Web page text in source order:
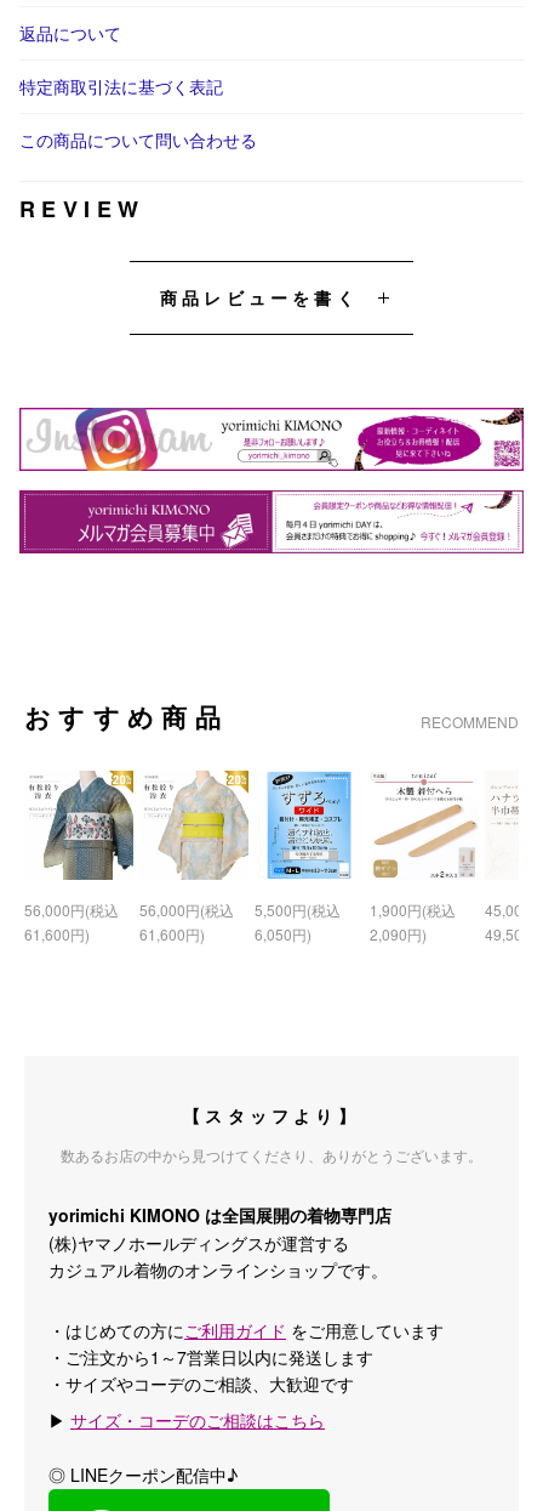
返品について
特定商取引法に基づく表記
この商品について問い合わせる
REVIEW
商品レビューを書く
おすすめ商品 RECOMMEND
56,000円(税込
61,600円)
56,000円(税込
61,600円)
5,500円(税込
6,050円)
1,900円(税込
2,090円)
45,000
49,500
【スタッフより】
数あるお店の中から見つけてくださり、ありがとうございます。
yorimichi KIMONO は全国展開の着物専門店
(株)ヤマノホールディングスが運営する
カジュアル着物のオンラインショップです。
・はじめての方に ご利用ガイド をご用意しています
・ご注文から1～7営業日以内に発送します
・サイズやコーデのご相談、大歓迎です
▶ サイズ・コーデのご相談はこちら
◎ LINEクーポン配信中♪